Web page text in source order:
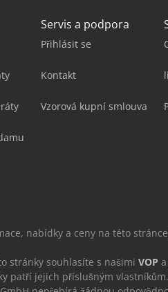
Servis a podpora
Přihlásit se
Kontakt
Vzorová kupní smlouva
nabídky a ceny na této
stránky souhlasíte s našimi VOP a
patří jejich příslušným vlastníkům.